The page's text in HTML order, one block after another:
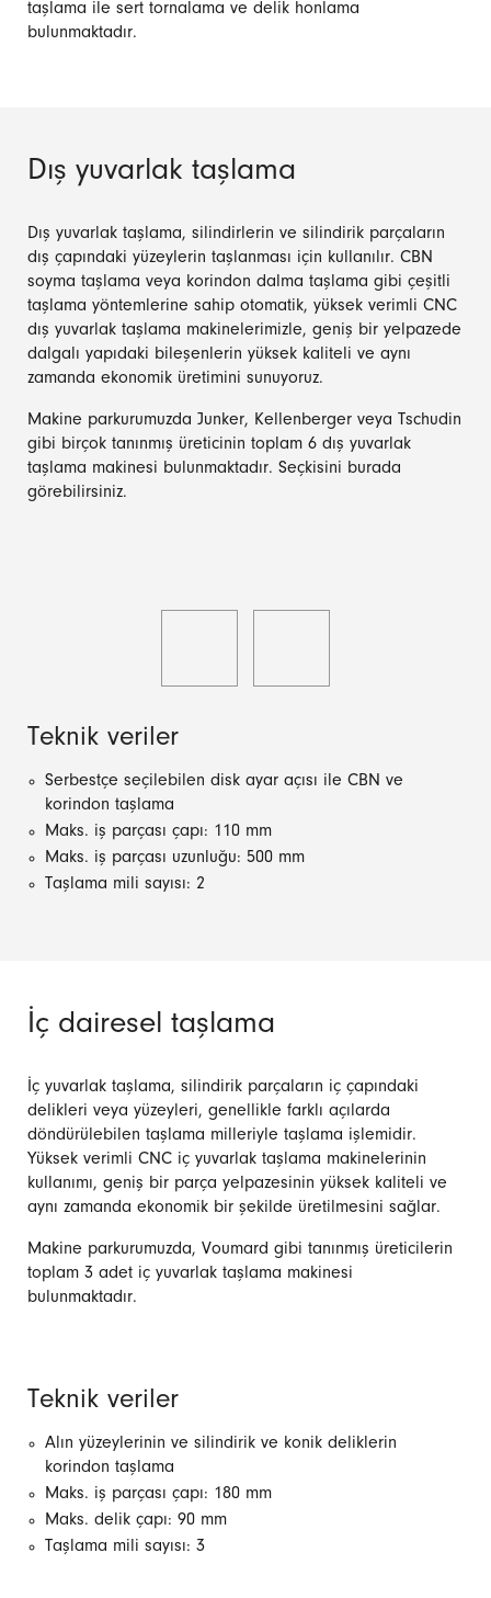
taşlama ile sert tornalama ve delik honlama
bulunmaktadır.
Dış yuvarlak taşlama
Dış yuvarlak taşlama, silindirlerin ve silindirik parçaların
dış çapındaki yüzeylerin taşlanması için kullanılır. CBN
soyma taşlama veya korindon dalma taşlama gibi çeşitli
taşlama yöntemlerine sahip otomatik, yüksek verimli CNC
dış yuvarlak taşlama makinelerimizle, geniş bir yelpazede
dalgalı yapıdaki bileşenlerin yüksek kaliteli ve aynı
zamanda ekonomik üretimini sunuyoruz.
Makine parkurumuzda Junker, Kellenberger veya Tschudin
gibi birçok tanınmış üreticinin toplam 6 dış yuvarlak
taşlama makinesi bulunmaktadır. Seçkisini burada
görebilirsiniz.
Teknik veriler
Serbestçe seçilebilen disk ayar açısı ile CBN ve
korindon taşlama
Maks. iş parçası çapı: 110 mm
Maks. iş parçası uzunluğu: 500 mm
Taşlama mili sayısı: 2
İç dairesel taşlama
İç yuvarlak taşlama, silindirik parçaların iç çapındaki
delikleri veya yüzeyleri, genellikle farklı açılarda
döndürülebilen taşlama milleriyle taşlama işlemidir.
Yüksek verimli CNC iç yuvarlak taşlama makinelerinin
kullanımı, geniş bir parça yelpazesinin yüksek kaliteli ve
aynı zamanda ekonomik bir şekilde üretilmesini sağlar.
Makine parkurumuzda, Voumard gibi tanınmış üreticilerin
toplam 3 adet iç yuvarlak taşlama makinesi
bulunmaktadır.
Teknik veriler
Alın yüzeylerinin ve silindirik ve konik deliklerin
korindon taşlama
Maks. iş parçası çapı: 180 mm
Maks. delik çapı: 90 mm
Taşlama mili sayısı: 3